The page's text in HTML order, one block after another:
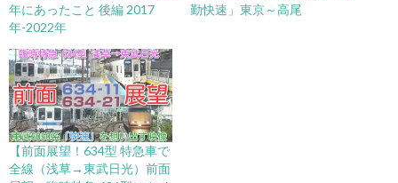
年にあったこと 後編 2017
年-2022年
勤快速」東京～高尾
【前面展望！634型 特急車で
全線（浅草→東武日光）前面